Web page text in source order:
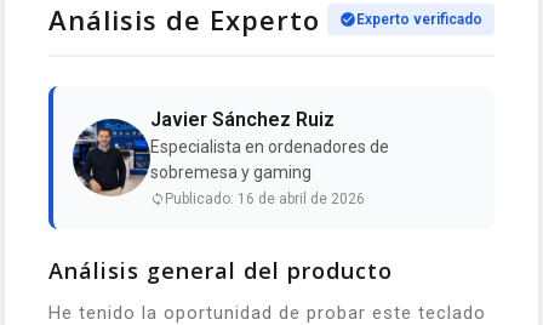
Análisis de Experto Experto verificado
Javier Sánchez Ruiz
Especialista en ordenadores de
sobremesa y gaming
Publicado: 16 de abril de 2026
Análisis general del producto
He tenido la oportunidad de probar este teclado